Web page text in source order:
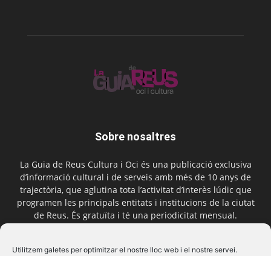
Utilitzem galetes per optimitzar el nostre lloc web i el nostre servei.
Sobre nosaltres
La Guia de Reus Cultura i Oci és una publicació exclusiva
d’informació cultural i de serveis amb més de 10 anys de
trajectòria, que aglutina tota l’activitat d’interès lúdic que
programen les principals entitats i institucions de la ciutat
de Reus. És gratuïta i té una periodicitat mensual.